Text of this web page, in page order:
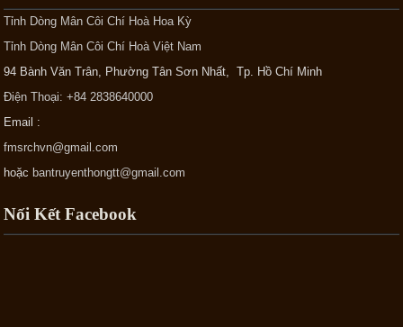
Tỉnh Dòng Mân Côi Chí Hoà Hoa Kỳ
Tỉnh Dòng Mân Côi Chí Hoà Việt Nam
94 Bành Văn Trân, Phường Tân Sơn Nhất, Tp. Hồ Chí Minh
Điện Thoại: +84 2838640000
Email :
fmsrchvn@gmail.com
hoặc bantruyenthongtt@gmail.com
Nối Kết Facebook